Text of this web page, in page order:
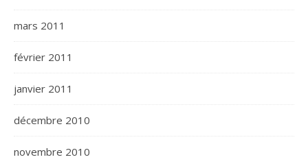
mars 2011
février 2011
janvier 2011
décembre 2010
novembre 2010